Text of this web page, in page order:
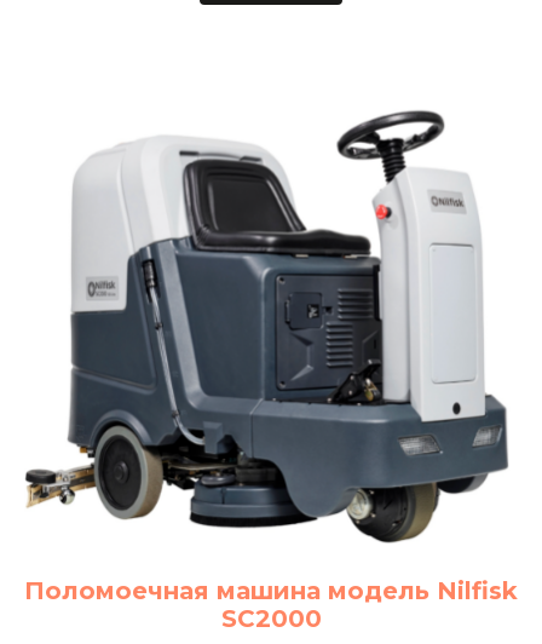
Поломоечная машина модель Nilfisk
SC2000